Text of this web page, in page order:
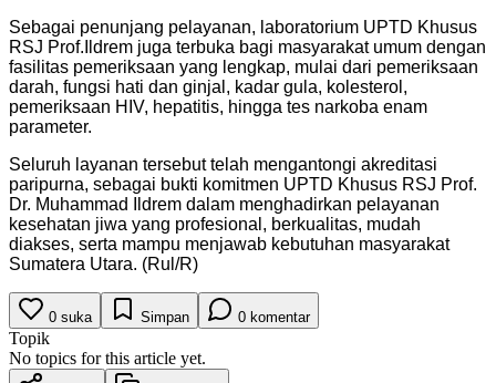
Sebagai penunjang pelayanan, laboratorium UPTD Khusus
RSJ Prof.Ildrem juga terbuka bagi masyarakat umum dengan
fasilitas pemeriksaan yang lengkap, mulai dari pemeriksaan
darah, fungsi hati dan ginjal, kadar gula, kolesterol,
pemeriksaan HIV, hepatitis, hingga tes narkoba enam
parameter.
Seluruh layanan tersebut telah mengantongi akreditasi
paripurna, sebagai bukti komitmen UPTD Khusus RSJ Prof.
Dr. Muhammad Ildrem dalam menghadirkan pelayanan
kesehatan jiwa yang profesional, berkualitas, mudah
diakses, serta mampu menjawab kebutuhan masyarakat
Sumatera Utara. (Rul/R)
0 suka Simpan 0 komentar
Topik
No topics for this article yet.